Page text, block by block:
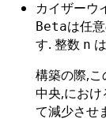
カイザーウ
Betaは任
す. 整数 n
構築の際,こ
中央,にお
て減少させ